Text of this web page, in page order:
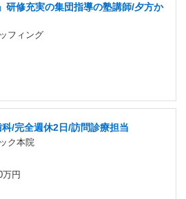
研修充実の集団指導の塾講師/夕方か
フィング
/完全週休2日/訪問診療担当
ク本院
万円